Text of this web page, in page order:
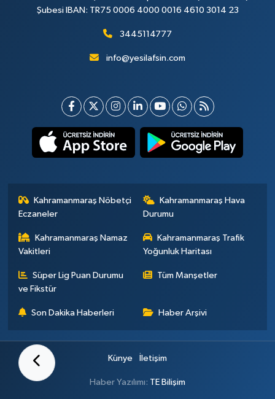
Şubesi IBAN: TR75 0006 4000 0016 4610 3014 23
3445114777
info@yesilafsin.com
Kahramanmaraş Nöbetçi
Eczaneler
Kahramanmaraş Hava
Durumu
Kahramanmaraş Namaz
Vakitleri
Kahramanmaraş Trafik
Yoğunluk Haritası
Süper Lig Puan Durumu
ve Fikstür
Tüm Manşetler
Son Dakika Haberleri Haber Arşivi
Künye İletişim
Haber Yazılımı: TE Bilişim